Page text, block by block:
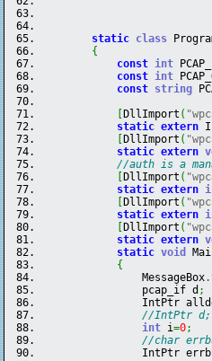
static class
{
const int
const int
const string
DllImport (
static extern
DllImport (
static extern
//auth is a
DllImport (
static extern
DllImport (
static extern
DllImport (
static extern
static void
{
MessageBox.
pcap_if d ;
IntPtr
//IntPtr d;
int i=0;
//char
IntPtr